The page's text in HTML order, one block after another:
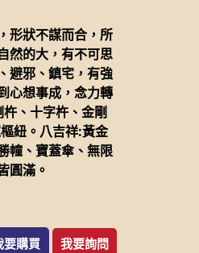
形狀不謀而合，所
然的大，有不可思
避邪、鎮宅，有強
心想事成，念力轉
、十字杵、金剛
紐。八吉祥:黃金
幢、寶蓋傘、無限
圓滿。
要購買 我要詢問